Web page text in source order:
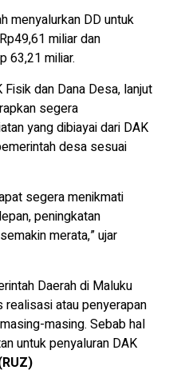
menyalurkan DD untuk
miliar dan
63,21 miliar.
dan Dana Desa, lanjut
segera
yang dibiayai dari DAK
desa sesuai
segera menikmati
peningkatan
merata,” ujar
Daerah di Maluku
atau penyerapan
masing. Sebab hal
untuk penyaluran DAK